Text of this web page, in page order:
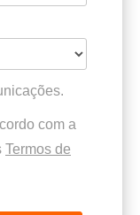
com a
Termos de